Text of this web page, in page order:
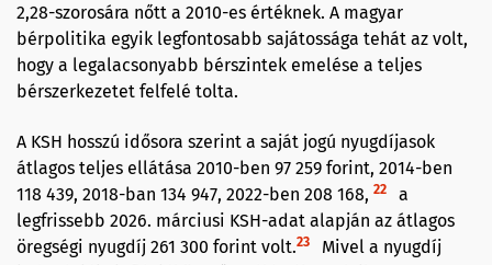
2,28-szorosára nőtt a 2010-es értéknek. A magyar
bérpolitika egyik legfontosabb sajátossága tehát az volt,
hogy a legalacsonyabb bérszintek emelése a teljes
bérszerkezetet felfelé tolta.
A KSH hosszú idősora szerint a saját jogú nyugdíjasok
átlagos teljes ellátása 2010-ben 97 259 forint, 2014-ben
118 439, 2018-ban 134 947, 2022-ben 208 168, 22
a
legfrissebb 2026. márciusi KSH-adat alapján az átlagos
öregségi nyugdíj 261 300 forint volt.23
Mivel a nyugdíj